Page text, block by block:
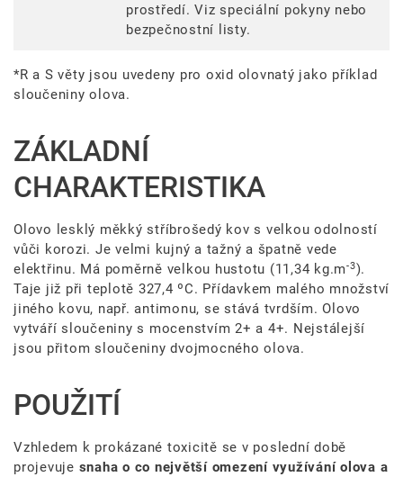
prostředí. Viz speciální pokyny nebo
bezpečnostní listy.
*R a S věty jsou uvedeny pro oxid olovnatý jako příklad
sloučeniny olova.
ZÁKLADNÍ
CHARAKTERISTIKA
Olovo lesklý měkký stříbrošedý kov s velkou odolností
vůči korozi. Je velmi kujný a tažný a špatně vede
elektřinu. Má poměrně velkou hustotu (11,34 kg.m-3).
Taje již při teplotě 327,4 ºC. Přídavkem malého množství
jiného kovu, např. antimonu, se stává tvrdším. Olovo
vytváří sloučeniny s mocenstvím 2+ a 4+. Nejstálejší
jsou přitom sloučeniny dvojmocného olova.
POUŽITÍ
Vzhledem k prokázané toxicitě se v poslední době
projevuje snaha o co největší omezení využívání olova a